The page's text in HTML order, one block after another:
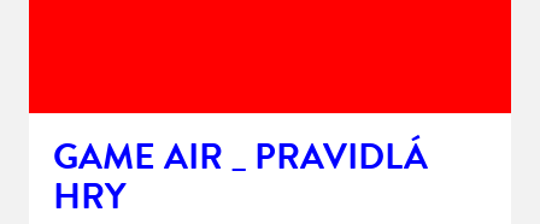
GAME AIR _ PRAVIDLÁ
HRY